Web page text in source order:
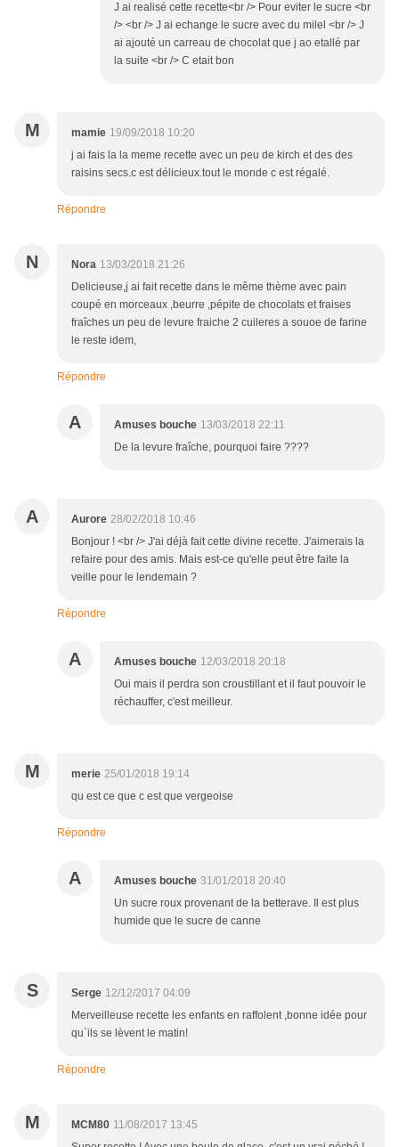
J ai realisé cette recette<br /> Pour eviter le sucre <br
/> <br /> J ai echange le sucre avec du milel <br /> J
ai ajouté un carreau de chocolat que j ao etallé par
la suite <br /> C etait bon
M mamie 19/09/2018 10:20
j ai fais la la meme recette avec un peu de kirch et des des
raisins secs.c est délicieux.tout le monde c est régalé.
Répondre
N Nora 13/03/2018 21:26
Delicieuse,j ai fait recette dans le même thème avec pain
coupé en morceaux ,beurre ,pépite de chocolats et fraises
fraîches un peu de levure fraiche 2 cuileres a souoe de farine
le reste idem,
Répondre
A Amuses bouche 13/03/2018 22:11
De la levure fraîche, pourquoi faire ????
A Aurore 28/02/2018 10:46
Bonjour ! <br /> J'ai déjà fait cette divine recette. J'aimerais la
refaire pour des amis. Mais est-ce qu'elle peut être faite la
veille pour le lendemain ?
Répondre
A Amuses bouche 12/03/2018 20:18
Oui mais il perdra son croustillant et il faut pouvoir le
réchauffer, c'est meilleur.
M merie 25/01/2018 19:14
qu est ce que c est que vergeoise
Répondre
A Amuses bouche 31/01/2018 20:40
Un sucre roux provenant de la betterave. Il est plus
humide que le sucre de canne
S Serge 12/12/2017 04:09
Merveilleuse recette les enfants en raffolent ,bonne idée pour
qu`ils se lèvent le matin!
Répondre
M MCM80 11/08/2017 13:45